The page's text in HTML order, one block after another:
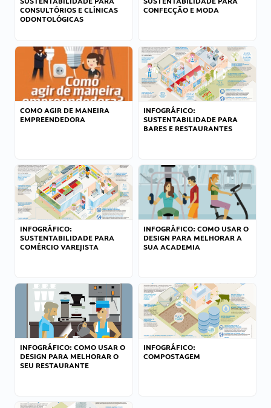
CONSULTÓRIOS E CLÍNICAS
ODONTOLÓGICAS
CONFECÇÃO E MODA
COMO AGIR DE MANEIRA
EMPREENDEDORA
INFOGRÁFICO:
SUSTENTABILIDADE PARA
BARES E RESTAURANTES
INFOGRÁFICO:
SUSTENTABILIDADE PARA
COMÉRCIO VAREJISTA
INFOGRÁFICO: COMO USAR O
DESIGN PARA MELHORAR A
SUA ACADEMIA
INFOGRÁFICO: COMO USAR O
DESIGN PARA MELHORAR O
SEU RESTAURANTE
INFOGRÁFICO:
COMPOSTAGEM